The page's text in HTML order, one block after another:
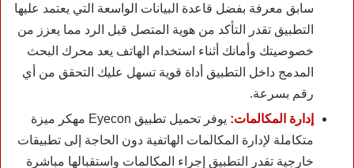
سابق معرفة بفضل قاعدة البيانات الواسعة التي يعتمد عليها
التطبيق تقدر التأكد من هوية المتصل قبل الرد مما يعزز من
خصوصيتك وأمانك أثناء استخدام الهاتف يعد محرك البحث
المدمج داخل التطبيق أداة قوية تسهل عليك التحقق من أي
رقم بسرعة.
إدارة المكالمات:
يوفر تحميل تطبيق Eyecon مهكر ميزة
متكاملة لإدارة المكالمات الهاتفية دون الحاجة إلى تطبيقات
خارجية تقدر التطبيق إجراء المكالمات واستقبالها مباشرة